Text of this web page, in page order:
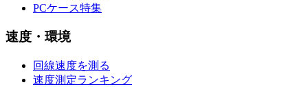
PCケース特集
速度・環境
回線速度を測る
速度測定ランキング